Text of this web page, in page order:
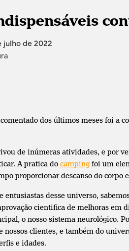
julho de 2022
dos últimos meses foi a
de inúmeras atividades, e por
A pratica do campingfoi um
proporcionar descanso do corpo
entusiastas desse universo,
cientifica de melhoras em
o nosso sistema neurológico.
nossos clientes, e também do
e idades.